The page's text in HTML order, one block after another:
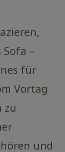
–
für
Vortag
zu
und